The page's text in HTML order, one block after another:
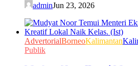
adminJun 23, 2026
AdvertorialBorneoKalimantan
Publik